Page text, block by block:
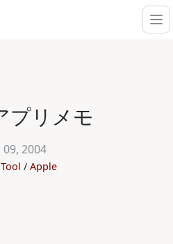
プリメモ
09, 2004
Tool Apple